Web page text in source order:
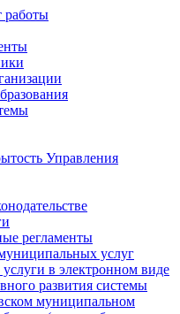
работы
Управления
регламенты
услуг
в электронном виде
развития системы
муниципальном